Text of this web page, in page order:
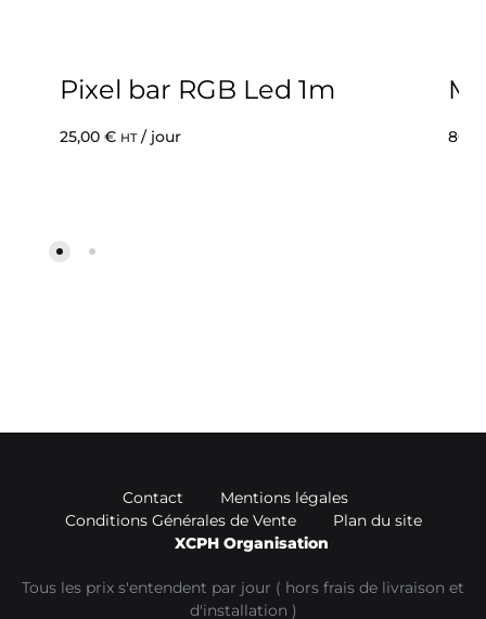
Pixel bar RGB Led 1m
25,00 € HT/ jour
Tous les prix s'entendent par jour ( hors frais de livraison et
d'installation )
Contact
Mentions légales
Conditions Générales de Vente
Plan du site
XCPH Organisation